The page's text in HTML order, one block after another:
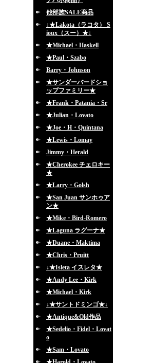
他部族SALE商品
↓★Lakota（ラコタ） S
ioux（スー）★↓
★Michael・Haskell
★Paul・Szabo
Barry・Johnson
★サンダーバードショ
ップファミリー★
★Frank・Patania・Sr
★Julian・Lovato
★Joe・H・Quintana
★Lewis・Lomay
Jimmy・Herald
★Cherokee チェロキー
★
★Larry・Golsh
★San Juan サンホゥア
ン★
★Mike・Bird-Romero
★Laguna ラグーナ★
★Duane・Maktima
★Chris・Pruitt
↓★Isleta イスレタ★
★Andy Lee・Kirk
★Michael・Kirk
↓★サントドミンゴ★↓
★Antique&Old作品
★Sedelio・Fidel・Lovat
o
★Sam・Lovato